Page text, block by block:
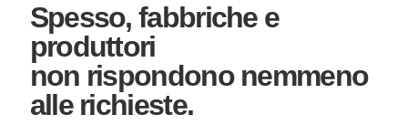
Spesso, fabbriche e
produttori
non rispondono nemmeno
alle richieste.